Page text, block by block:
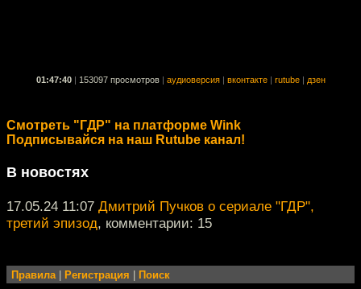
01:47:40 153097 просмотров аудиоверсия вконтакте rutube дзен
Смотреть "ГДР" на платформе Wink
Подписывайся на наш Rutube канал!
В новостях
17.05.24 11:07 Дмитрий Пучков о сериале "ГДР",
третий эпизод, комментарии: 15
Правила| Регистрация Поиск